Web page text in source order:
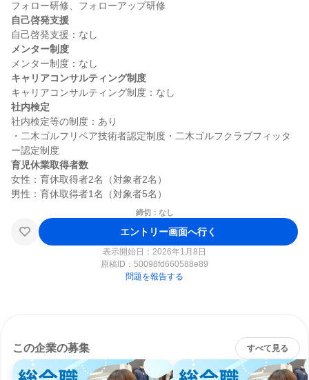
自己啓発支援
メンター制度
キャリアコンサルティング制度
社内検定
社内検定等の制度：あり
・二木ゴルフリペア技術者認定制度・二木ゴルフクラブフィッタ
育児休業取得者数
女性：育休取得者2名（対象者2名）
締切：なし
エントリー画面へ行く
表示開始日：2026年1月8日
原稿ID： 50098fd660588e89
問題を報告する
この企業の募集 すべて見る